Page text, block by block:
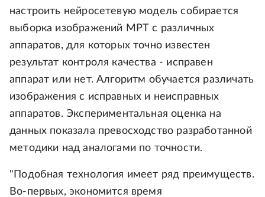
настроить нейросетевую модель собирается
выборка изображений МРТ с различных
аппаратов, для которых точно известен
результат контроля качества - исправен
аппарат или нет. Алгоритм обучается различать
изображения с исправных и неисправных
аппаратов. Экспериментальная оценка на
данных показала превосходство разработанной
методики над аналогами по точности.
"Подобная технология имеет ряд преимуществ.
Во-первых, экономится время